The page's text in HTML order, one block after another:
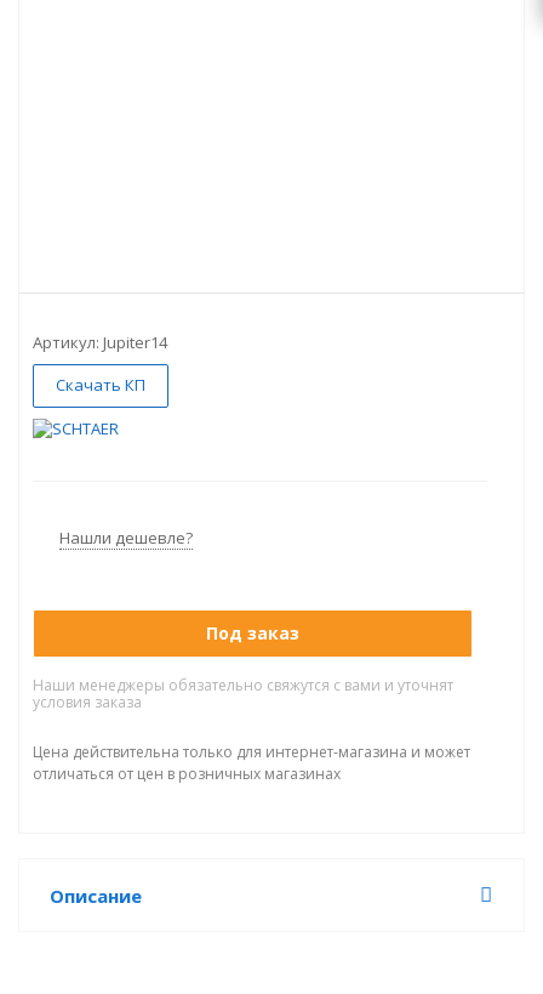
Артикул: Jupiter14
Скачать КП
Нашли дешевле?
Под заказ
Наши менеджеры обязательно свяжутся с вами и уточнят
условия заказа
Цена действительна только для интернет-магазина и может
отличаться от цен в розничных магазинах
Описание